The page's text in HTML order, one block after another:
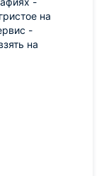
на
-
на
, подушка